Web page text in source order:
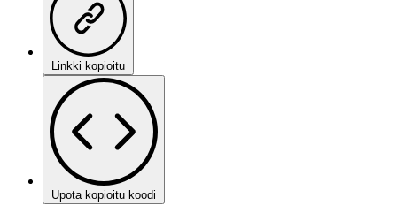
Linkki kopioitu
Upota kopioitu koodi